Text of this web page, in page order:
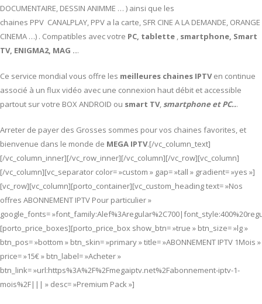
DOCUMENTAIRE, DESSIN ANIMME … ) ainsi que les
chaines PPV CANALPLAY, PPV a la carte, SFR CINE A LA DEMANDE, ORANGE
CINEMA …) . Compatibles avec votre PC, tablette , smartphone, Smart
TV, ENIGMA2, MAG ...
Ce service mondial vous offre les meilleures chaines IPTVen continue
associé à un flux vidéo avec une connexion haut débit et accessible
partout sur votre BOX ANDROID ou smart TV,smartphone et PC...
Arreter de payer des Grosses sommes pour vos chaines favorites, et
bienvenue dans le monde de MEGA IPTV.[/vc_column_text]
[/vc_column_inner][/vc_row_inner][/vc_column][/vc_row][vc_column]
[/vc_column][vc_separator color= »custom » gap= »tall » gradient= »yes »]
[vc_row][vc_column][porto_container][vc_custom_heading text= »Nos
offres ABONNEMENT IPTV Pour particulier »
google_fonts=
[porto_price_boxes][porto_price_box show_btn= »true » btn_size= »lg »
btn_pos= »bottom » btn_skin= »primary » title= »ABONNEMENT IPTV 1Mois »
price= »15€ » btn_label= »Acheter »
btn_link= »url:https%3A%2F%2Fmegaiptv.net%2Fabonnement-iptv-1-
mois%2F||| » desc= »Premium Pack »]